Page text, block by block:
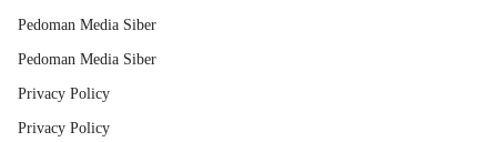
Pedoman Media Siber
Pedoman Media Siber
Privacy Policy
Privacy Policy